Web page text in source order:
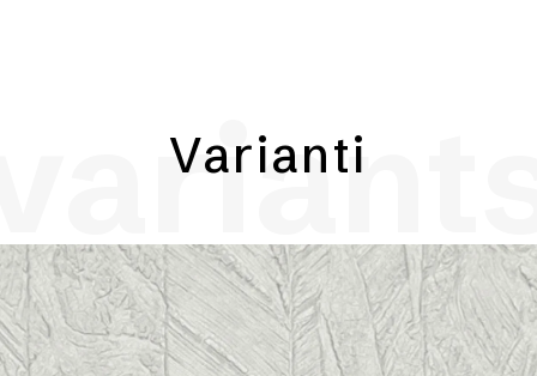
Varianti